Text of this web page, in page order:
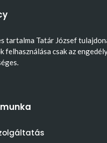
tartalma Tatár József
felhasználása csak az